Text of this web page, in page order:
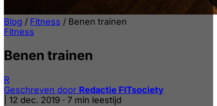
Blog / Fitness / Benen trainen
Fitness
Benen trainen
R
Geschreven door Redactie FITsociety
12 dec. 2019 · 7 min leestijd